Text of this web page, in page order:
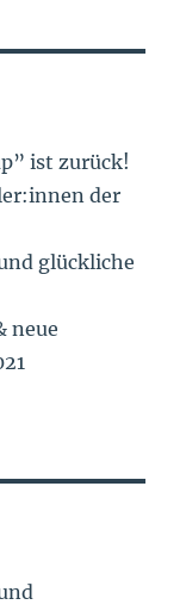
ist zurück!
der
glückliche
neue